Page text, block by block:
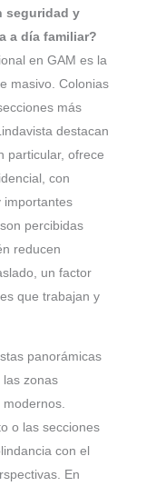
seguridad y
a día familiar?
en GAM es la
masivo. Colonias
más
destacan
particular, ofrece
con
importantes
percibidas
reducen
un factor
que trabajan y
panorámicas
zonas
o las secciones
con el
En